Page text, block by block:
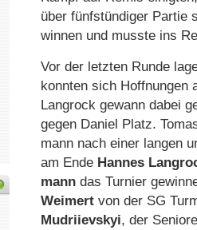
über fünf­stün­di­ger Par­tie
win­nen und muss­te ins
Vor der letz­ten Run­de
konn­ten sich Hoff­nun­gen
Lang­rock ge­wann da­bei
gegen Da­niel Platz.
mann nach ei­ner lan­gen
am En­de Han­nes
mann das Tur­nier
Wei­mert von der SG
Mudriievskyi, der